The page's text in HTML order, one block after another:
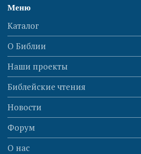
Меню
Каталог
О Библии
Наши проекты
Библейские чтения
Новости
Форум
О нас